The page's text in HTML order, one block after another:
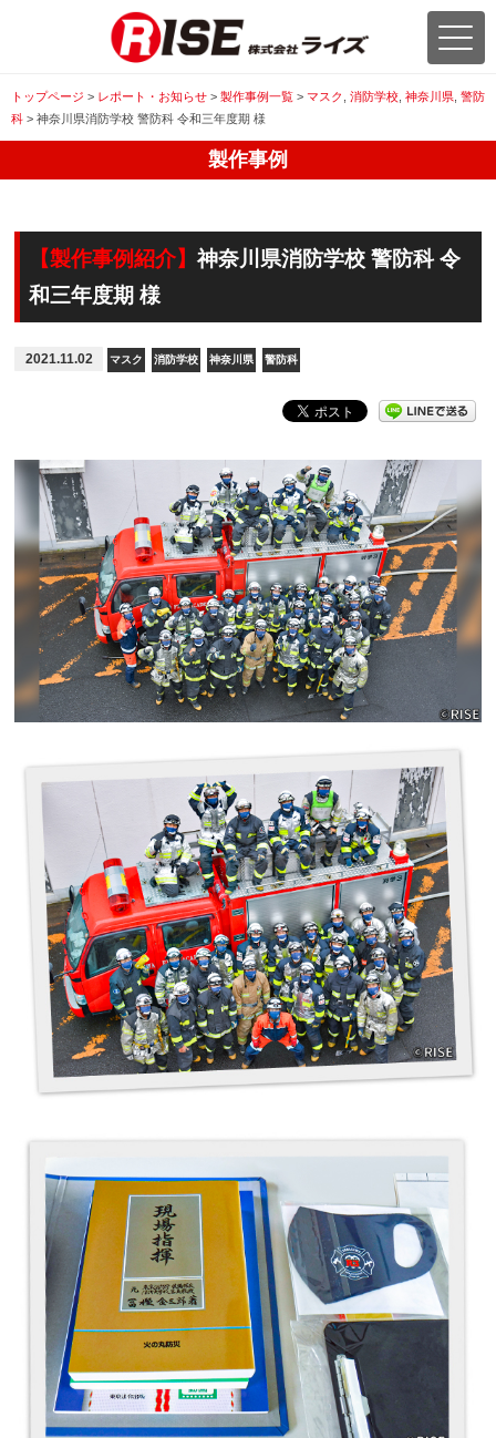
トップページ > レポート・お知らせ > 製作事例一覧 > マスク 消防学校 神奈川県 警防
科 > 神奈川県消防学校 警防科 令和三年度期 様
製作事例
【製作事例紹介】神奈川県消防学校 警防科 令
和三年度期 様
2021.11.02 マスク 消防学校 神奈川県 警防科